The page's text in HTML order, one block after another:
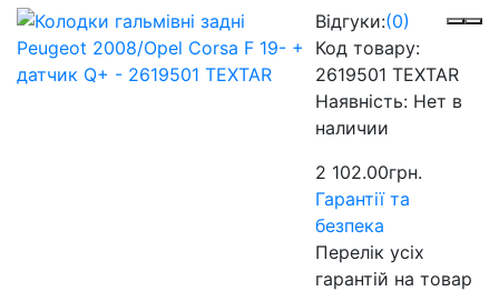
Відгуки:(0)
Код товару:
2619501 TEXTAR
Наявність: Нет в
наличии
2 102.00грн.
Гарантії та
безпека
Перелік усіх
гарантій на товар